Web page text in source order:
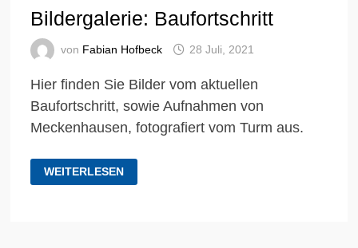
Bildergalerie: Baufortschritt
von Fabian Hofbeck 28 Juli, 2021
Hier finden Sie Bilder vom aktuellen
Baufortschritt, sowie Aufnahmen von
Meckenhausen, fotografiert vom Turm aus.
BILDERGALERIE:
BAUFORTSCHRITT
WEITERLESEN